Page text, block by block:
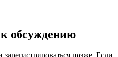
обсуждению
позже. Если